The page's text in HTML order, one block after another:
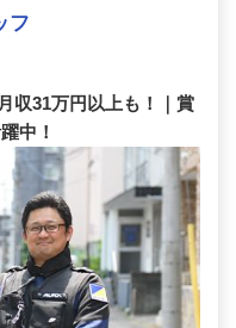
フ
収31万円以上も！｜賞
中！